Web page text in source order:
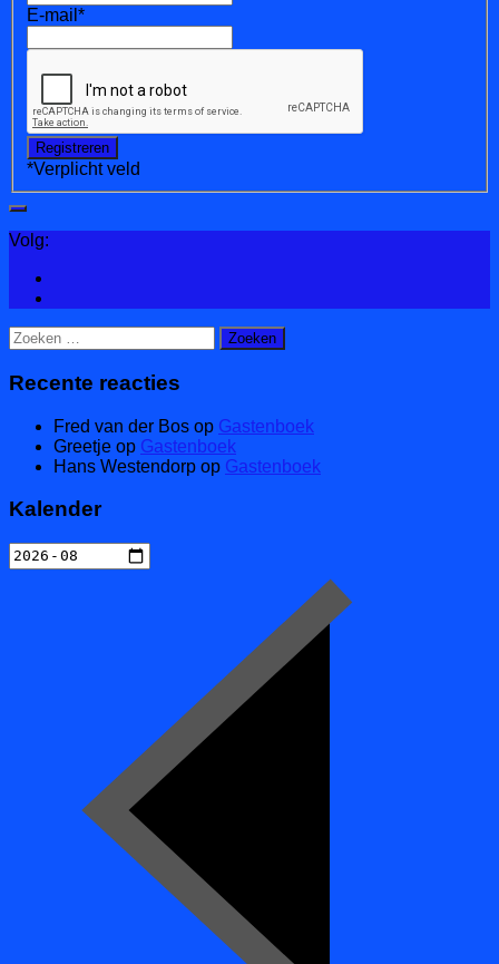
E-mail *
*Verplicht veld
Volg:
Zoeken
naar:
Recente reacties
Fred van der Bos op Gastenboek
Greetje op Gastenboek
Hans Westendorp op Gastenboek
Kalender